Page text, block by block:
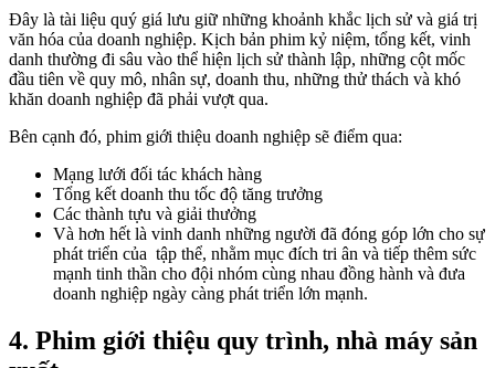
Đây là tài liệu quý giá lưu giữ những khoảnh khắc lịch sử và giá trị
văn hóa của doanh nghiệp. Kịch bản phim kỷ niệm, tổng kết, vinh
danh thường đi sâu vào thể hiện lịch sử thành lập, những cột mốc
đầu tiên về quy mô, nhân sự, doanh thu, những thử thách và khó
khăn doanh nghiệp đã phải vượt qua.
Bên cạnh đó, phim giới thiệu doanh nghiệp sẽ điểm qua:
Mạng lưới đối tác khách hàng
Tổng kết doanh thu tốc độ tăng trưởng
Các thành tựu và giải thưởng
Và hơn hết là vinh danh những người đã đóng góp lớn cho sự
phát triển của tập thể, nhằm mục đích tri ân và tiếp thêm sức
mạnh tinh thần cho đội nhóm cùng nhau đồng hành và đưa
doanh nghiệp ngày càng phát triển lớn mạnh.
4. Phim giới thiệu quy trình, nhà máy sản